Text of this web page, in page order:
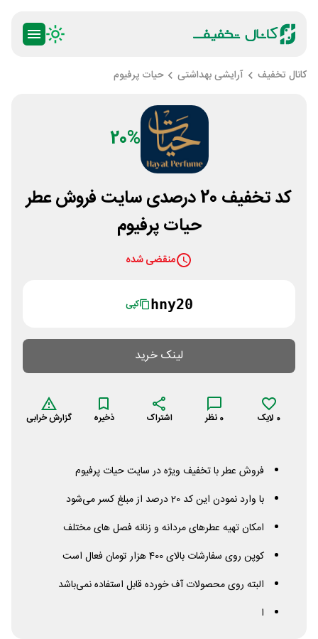
کانال تخفیف آرایشی بهداشتی حیات پرفیوم
20%
کد تخفیف 20 درصدی سایت فروش عطر
حیات پرفیوم
منقضی شده
hny20 کپی
لینک خرید
0 لایک 0 نظر اشتراک ذخیره گزارش خرابی
فروش عطر با تخفیف ویژه در سایت حیات پرفیوم
با وارد نمودن این کد 20 درصد از مبلغ کسر می‌شود
امکان تهیه عطرهای مردانه و زنانه فصل های مختلف
کوپن روی سفارشات بالای 400 هزار تومان فعال است
البته روی محصولات آف خورده قابل استفاده نمی‌باشد
ا